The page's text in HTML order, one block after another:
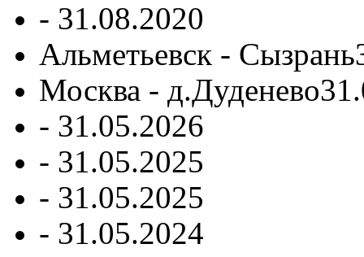
- 31.08.2020
Альметьевск - Сызрань
Москва - д.Дуденево
- 31.05.2026
- 31.05.2025
- 31.05.2025
- 31.05.2024